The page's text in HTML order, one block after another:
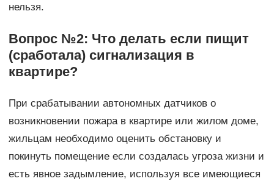
нельзя.
Вопрос №2: Что делать если пищит
(сработала) сигнализация в
квартире?
При срабатывании автономных датчиков о
возникновении пожара в квартире или жилом доме,
жильцам необходимо оценить обстановку и
покинуть помещение если создалась угроза жизни и
есть явное задымление, используя все имеющиеся